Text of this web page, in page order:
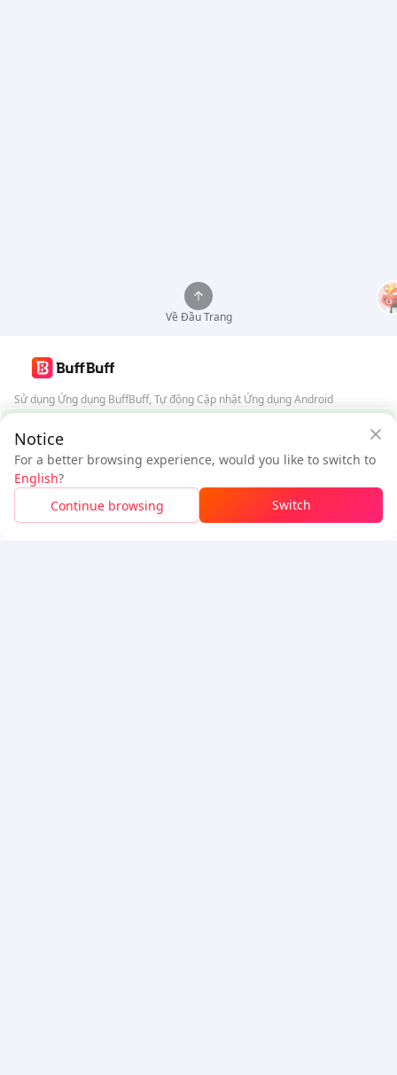
$25.24
Người dùng mới: Giảm
$27.06
Đăng nhập để nhận giảm giá
Notice
For a better browsing experience, would you like to switch to
English?
Continue browsing
Switch
Về Đầu Trang
Sử dụng Ứng dụng BuffBuff, Tự động Cập nhật Ứng dụng Android
Theo dõi chúng tôi
5% OFF5% OFF